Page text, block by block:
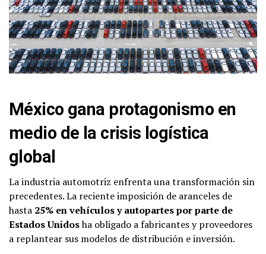
México gana protagonismo en
medio de la crisis logística
global
La industria automotriz enfrenta una transformación sin
precedentes. La reciente imposición de aranceles de
hasta 25% en vehículos y autopartes por parte de
Estados Unidosha obligado a fabricantes y proveedores
a replantear sus modelos de distribución e inversión.